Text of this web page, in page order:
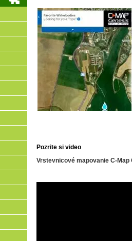
Pozrite si video
Vrstevnicové mapovanie C-Map